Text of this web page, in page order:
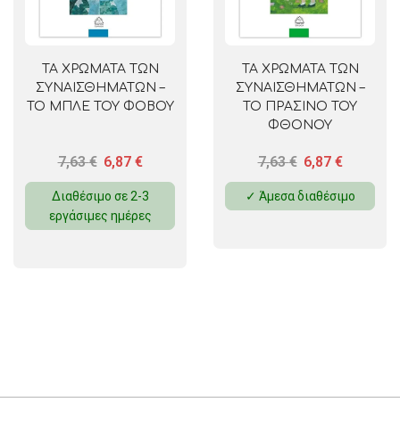
ΤΑ ΧΡΩΜΑΤΑ ΤΩΝ
ΣΥΝΑΙΣΘΗΜΑΤΩΝ –
ΤΟ ΜΠΛΕ ΤΟΥ ΦΟΒΟΥ
7,63€ 6,87 €
Διαθέσιμο σε 2-3
εργάσιμες ημέρες
ΤΑ ΧΡΩΜΑΤΑ ΤΩΝ
ΣΥΝΑΙΣΘΗΜΑΤΩΝ –
ΤΟ ΠΡΑΣΙΝΟ ΤΟΥ
ΦΘΟΝΟΥ
7,63€ 6,87 €
✓ Άμεσα διαθέσιμο